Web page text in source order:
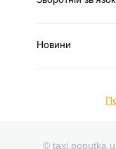
Новини
©